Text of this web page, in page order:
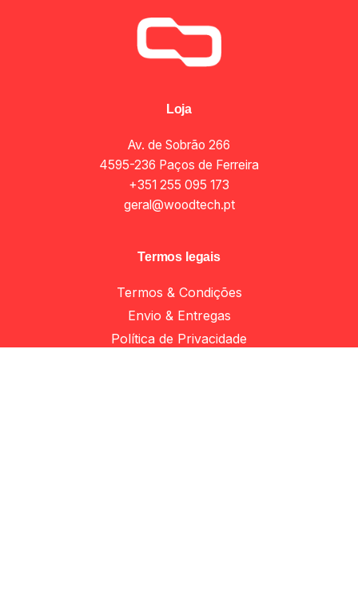
Asas e puxadores
Loja
Av. de Sobrão 266
4595-236 Paços de Ferreira
+351 255 095 173
geral@woodtech.pt
Termos legais
Termos & Condições
Envio & Entregas
Política de Privacidade